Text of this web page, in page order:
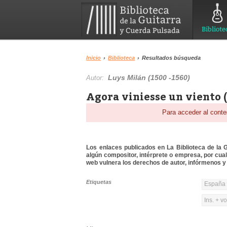
Inicio › Biblioteca › Resultados búsqueda
Autor:Luys Milán (1500 -1560)
Agora viniesse un viento
Para acceder al
Los enlaces publicados en La Biblioteca de la
algún compositor, intérprete o empresa, por
web vulnera los derechos de autor, infórmenos
Etiquetas España
Ins. +